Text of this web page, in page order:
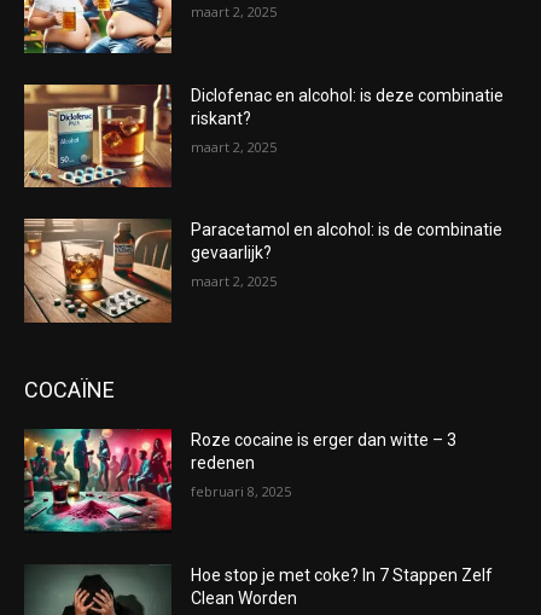
maart 2, 2025
Diclofenac en alcohol: is deze combinatie
riskant?
maart 2, 2025
Paracetamol en alcohol: is de combinatie
gevaarlijk?
maart 2, 2025
COCAÏNE
Roze cocaine is erger dan witte – 3
redenen
februari 8, 2025
Hoe stop je met coke? In 7 Stappen Zelf
Clean Worden